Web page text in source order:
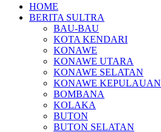
HOME
BERITA SULTRA
BAU-BAU
KOTA KENDARI
KONAWE
KONAWE UTARA
KONAWE SELATAN
KONAWE KEPULAUAN
BOMBANA
KOLAKA
BUTON
BUTON SELATAN